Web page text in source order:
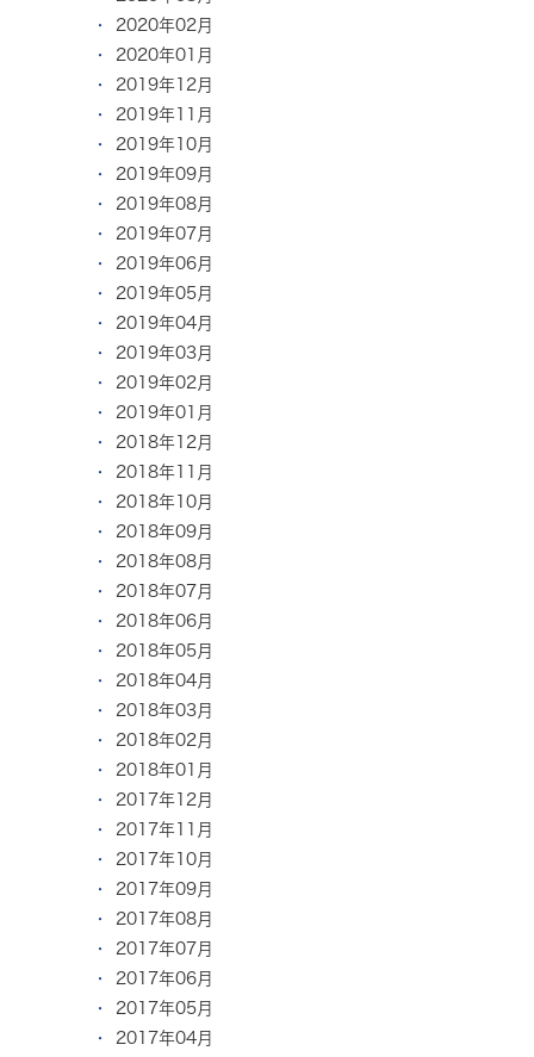
2020年02月
2020年01月
2019年12月
2019年11月
2019年10月
2019年09月
2019年08月
2019年07月
2019年06月
2019年05月
2019年04月
2019年03月
2019年02月
2019年01月
2018年12月
2018年11月
2018年10月
2018年09月
2018年08月
2018年07月
2018年06月
2018年05月
2018年04月
2018年03月
2018年02月
2018年01月
2017年12月
2017年11月
2017年10月
2017年09月
2017年08月
2017年07月
2017年06月
2017年05月
2017年04月